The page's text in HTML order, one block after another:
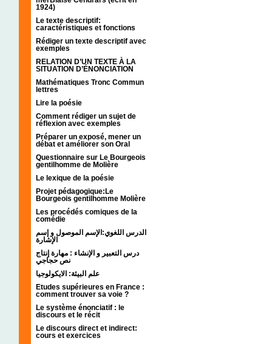
1924)
Le texte descriptif:
caractéristiques et fonctions
Rédiger un texte descriptif avec
exemples
RELATION D’UN TEXTE À LA
SITUATION D’ÉNONCIATION
Mathématiques Tronc Commun
lettres
Lire la poésie
Comment rédiger un sujet de
réflexion avec exemples
Préparer un exposé, mener un
débat et améliorer son Oral
Questionnaire sur Le Bourgeois
gentilhomme de Molière
Le lexique de la poésie
Projet pédagogique:Le
Bourgeois gentilhomme Molière
Les procédés comiques de la
comédie
الدرس اللغوي:الإسم الموصول و إسم
الإشارة
درس التعبير و الإنشاء : مهارة إنتاج
نص حجاجي
علم البيئة: الايكولوجيا
Etudes supérieures en France :
comment trouver sa voie ?
Le système énonciatif : le
discours et le récit
Le discours direct et indirect:
cours et exercices